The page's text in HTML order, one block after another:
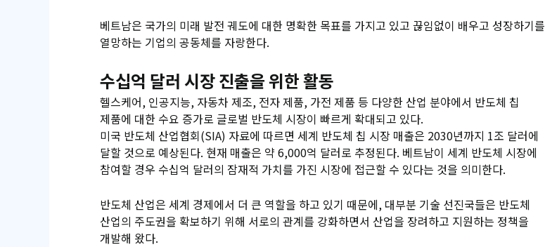
베트남은 국가의 미래 발전 궤도에 대한 명확한 목표를 가지고 있고 끊임없이 배우고 성장하기를
열망하는 기업의 공동체를 자랑한다.
수십억 달러 시장 진출을 위한 활동
헬스케어, 인공지능, 자동차 제조, 전자 제품, 가전 제품 등 다양한 산업 분야에서 반도체 칩
제품에 대한 수요 증가로 글로벌 반도체 시장이 빠르게 확대되고 있다.
미국 반도체 산업협회(SIA) 자료에 따르면 세계 반도체 칩 시장 매출은 2030년까지 1조 달러에
달할 것으로 예상된다. 현재 매출은 약 6,000억 달러로 추정된다. 베트남이 세계 반도체 시장에
참여할 경우 수십억 달러의 잠재적 가치를 가진 시장에 접근할 수 있다는 것을 의미한다.
반도체 산업은 세계 경제에서 더 큰 역할을 하고 있기 때문에, 대부분 기술 선진국들은 반도체
산업의 주도권을 확보하기 위해 서로의 관계를 강화하면서 산업을 장려하고 지원하는 정책을
개발해 왔다.